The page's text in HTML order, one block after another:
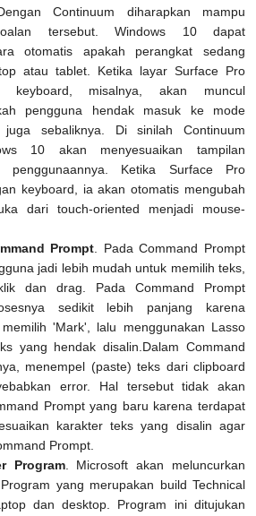
Continuum diharapkan mampu
tersebut. Windows 10 dapat
otomatis apakah perangkat sedang
atau tablet. Ketika layar Surface Pro
keyboard, misalnya, akan muncul
pengguna hendak masuk ke mode
juga sebaliknya. Di sinilah Continuum
10 akan menyesuaikan tampilan
penggunaannya. Ketika Surface Pro
keyboard, ia akan otomatis mengubah
dari touch-oriented menjadi mouse-
Prompt . Pada Command Prompt
jadi lebih mudah untuk memilih teks,
dan drag. Pada Command Prompt
sedikit lebih panjang karena
'Mark', lalu menggunakan Lasso
yang hendak disalin.Dalam Command
menempel (paste) teks dari clipboard
error. Hal tersebut tidak akan
Prompt yang baru karena terdapat
karakter teks yang disalin agar
Prompt.
Program. Microsoft akan meluncurkan
yang merupakan build Technical
dan desktop. Program ini ditujukan